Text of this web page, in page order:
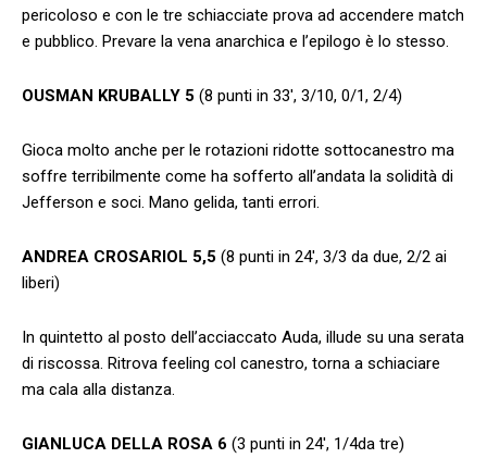
pericoloso e con le tre schiacciate prova ad accendere match
e pubblico. Prevare la vena anarchica e l’epilogo è lo stesso.
OUSMAN KRUBALLY 5 (8 punti in 33′, 3/10, 0/1, 2/4)
Gioca molto anche per le rotazioni ridotte sottocanestro ma
soffre terribilmente come ha sofferto all’andata la solidità di
Jefferson e soci. Mano gelida, tanti errori.
ANDREA CROSARIOL 5,5 (8 punti in 24′, 3/3 da due, 2/2 ai
liberi)
In quintetto al posto dell’acciaccato Auda, illude su una serata
di riscossa. Ritrova feeling col canestro, torna a schiaciare
ma cala alla distanza.
GIANLUCA DELLA ROSA 6 (3 punti in 24′, 1/4da tre)